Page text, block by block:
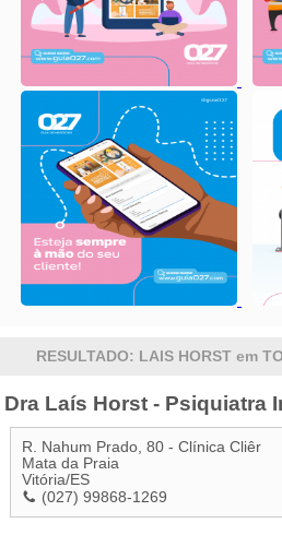
RESULTADO: LAIS HORST em
Dra Laís Horst - Psiquiatra
R. Nahum Prado, 80 - Clínica Cliêr
Mata da Praia
Vitória/ES
(027) 99868-1269